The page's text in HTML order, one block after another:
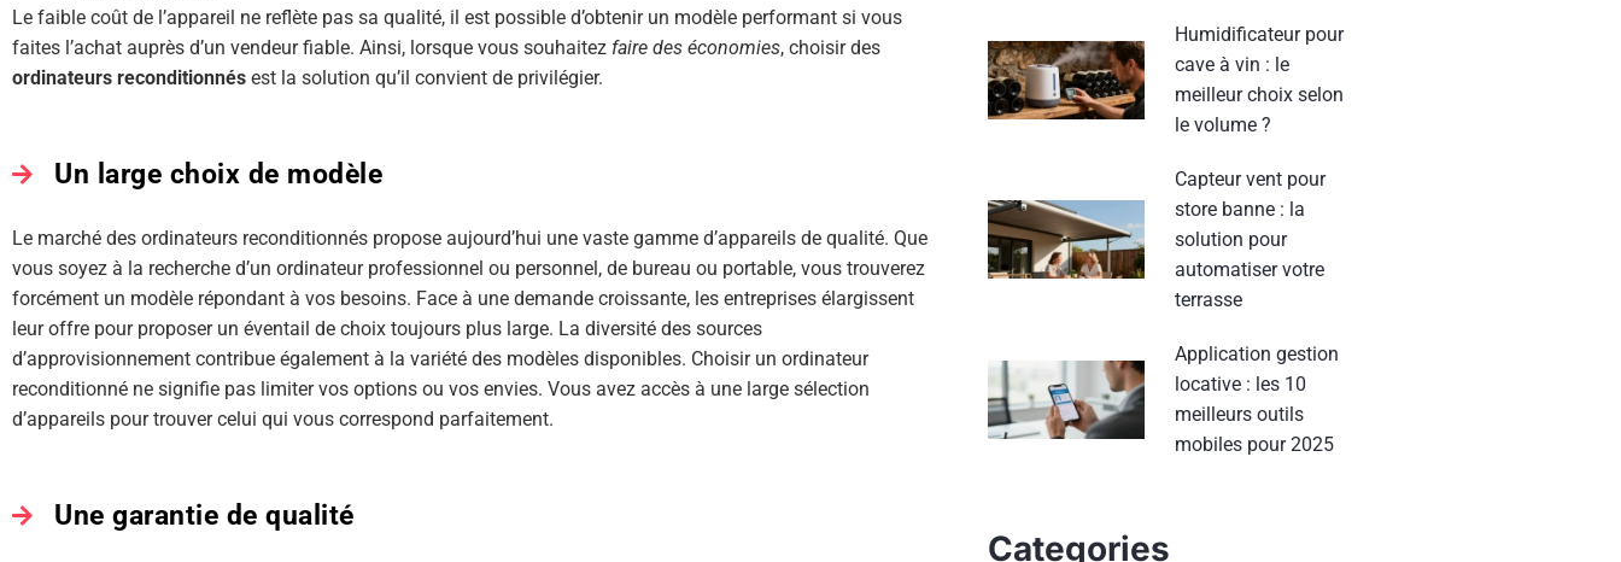
Le faible coût de l’appareil ne reflète pas sa qualité, il est possible d’obtenir un modèle performant si vous
faites l’achat auprès d’un vendeur fiable. Ainsi, lorsque vous souhaitez faire des économies, choisir des
ordinateurs reconditionnés est la solution qu’il convient de privilégier.
Un large choix de modèle
Le marché des ordinateurs reconditionnés propose aujourd’hui une vaste gamme d’appareils de qualité. Que
vous soyez à la recherche d’un ordinateur professionnel ou personnel, de bureau ou portable, vous trouverez
forcément un modèle répondant à vos besoins. Face à une demande croissante, les entreprises élargissent
leur offre pour proposer un éventail de choix toujours plus large. La diversité des sources
d’approvisionnement contribue également à la variété des modèles disponibles. Choisir un ordinateur
reconditionné ne signifie pas limiter vos options ou vos envies. Vous avez accès à une large sélection
d’appareils pour trouver celui qui vous correspond parfaitement.
Une garantie de qualité
Humidificateur pour
cave à vin : le
meilleur choix selon
le volume ?
Capteur vent pour
store banne : la
solution pour
automatiser votre
terrasse
Application gestion
locative : les 10
meilleurs outils
mobiles pour 2025
Categories